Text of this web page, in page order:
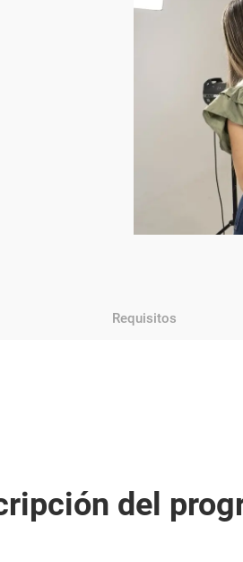
Requisitos
del